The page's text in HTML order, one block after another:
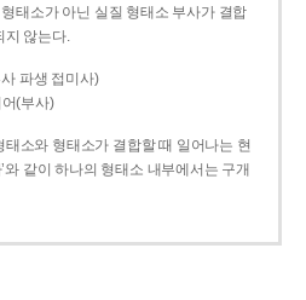
형태소가 아닌 실질 형태소 부사가 결합
지 않는다.
파생 접미사)
(부사)
소와 형태소가 결합할 때 일어나는 현
와 같이 하나의 형태소 내부에서는 구개